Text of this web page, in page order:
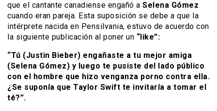
que el cantante canadiense engañó a Selena Gómez
cuando eran pareja. Esta suposición se debe a que la
intérprete nacida en Pensilvania, estuvo de acuerdo con
la siguiente publicación al poner un “like”:
“Tú (Justin Bieber) engañaste a tu mejor amiga
(Selena Gómez) y luego te pusiste del lado público
con el hombre que hizo venganza porno contra ella.
¿Se suponía que Taylor Swift te invitaría a tomar el
té?”.